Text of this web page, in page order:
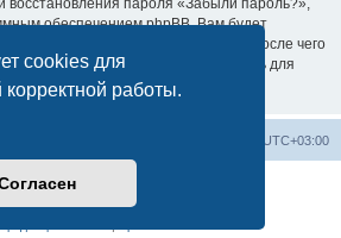
cookies для
работы.
восстановления пароля «Забыли пароль?»,
обеспечением phpBB. Вам будет
пользователя и ваш адрес email, после чего
phpBB сгенерирует вам новый пароль для
UTC+03:00
phpBB® Forum Software © phpBB Limited
Русская поддержка phpBB